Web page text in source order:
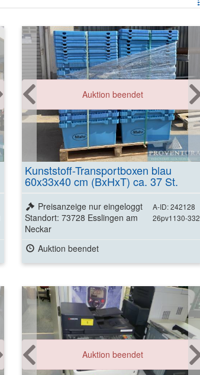
Auktion beendet
Kunststoff-Transportboxen blau
60x33x40 cm (BxHxT) ca. 37 St.
A-ID: 242128
26pv1130-332
Preisanzeige nur eingeloggt
Standort: 73728 Esslingen am
Neckar
Auktion beendet
Auktion beendet